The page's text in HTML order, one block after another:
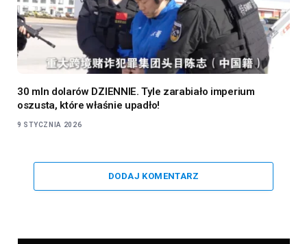
30 mln dolarów DZIENNIE. Tyle zarabiało imperium
oszusta, które właśnie upadło!
9 STYCZNIA 2026
DODAJ KOMENTARZ